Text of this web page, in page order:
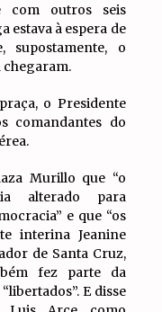
com outros seis
estava à espera de
supostamente, o
chegaram.
o Presidente
comandantes do
Murillo que “o
alterado para
e que “os
interina Jeanine
de Santa Cruz,
fez parte da
E disse